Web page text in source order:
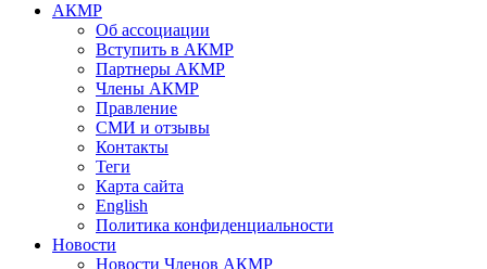
АКМР
Об ассоциации
Вступить в АКМР
Партнеры АКМР
Члены АКМР
Правление
СМИ и отзывы
Контакты
Теги
Карта сайта
English
Политика конфиденциальности
Новости
Новости Членов АКМР